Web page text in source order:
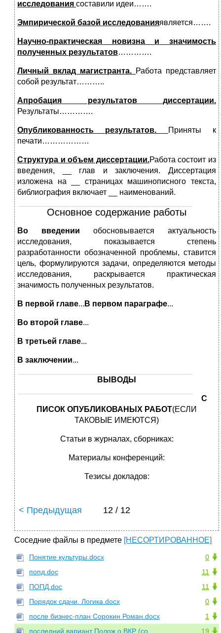
исследования составили идеи…….
Эмпирической базой исследованияявляется…….
Научно-практическая новизна и значимость
полученных результатов………….
Личный вклад магистранта. Работа представляет
собой результат………..
Апробация результатов диссертации.
Результаты………….
Опубликованность результатов.
Приняты к
печати………………
Структура и объем диссертации.Работа состоит из
введения, __ глав и заключения. Диссертация
изложена на __ страницах машинописного текста,
библиография включает __ наименований.
Основное содержание работы
Во введении обосновывается актуальность
исследования, показывается степень
разработанности обозначенной проблемы, ставится
цель, формулируются задачи, определяются методы
исследования, раскрывается практическая
значимость полученных результатов.
В первой главе... В первом параграфе...
Во второй главе...
В третьей главе...
В заключении...
ВЫВОДЫ
С
ПИСОК ОПУБЛИКОВАНЫХ РАБОТ(ЕСЛИ
ТАКОВЫЕ ИМЕЮТСЯ)
Статьи в журналах, сборниках:
Материалы конференций:
Тезисы докладов:
< Предыдущая 12 / 12
Соседние файлы в предмете [НЕСОРТИРОВАННОЕ]
0
Понятие культуры.docx
11
попд.doc
11
ПОПД.doc
0
Порядок сдачи. Логика.docx
1
после бизнес-план Сорокин Роман.docx
19
последний вариант Полож.о ВКР (со